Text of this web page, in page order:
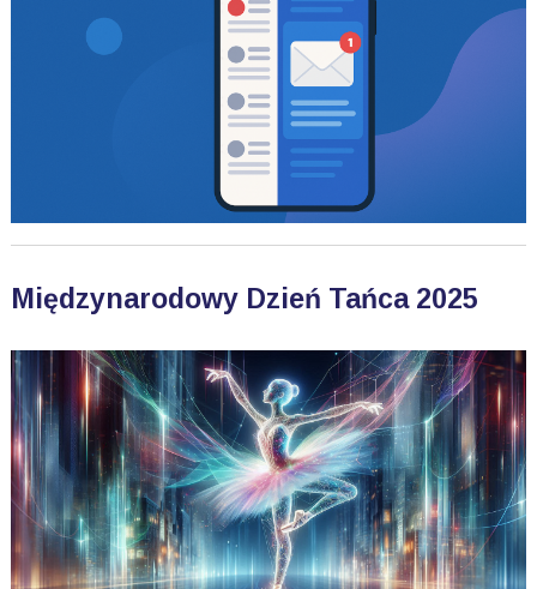
Międzynarodowy Dzień Tańca 2025